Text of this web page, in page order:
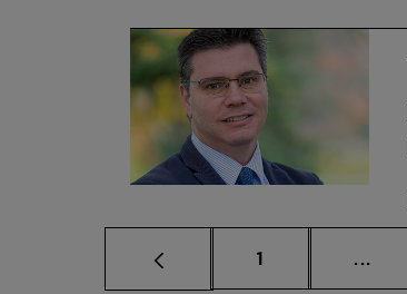
Página
1 ...